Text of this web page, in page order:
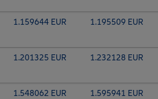
1.159644 EUR 1.195509 EUR
1.201325 EUR 1.232128 EUR
1.548062 EUR 1.595941 EUR